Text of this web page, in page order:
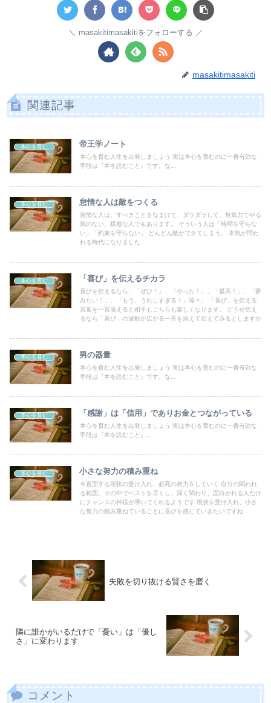
masakitimasakitiをフォローする
masakitimasakiti
関連記事
本心を育む 帝王学ノート
本心を育む人生を出発しましょう 実は本心を育むのに一番有効な
手段は『本を読むこと』です。な...
本心を育む 怠惰な人は敵をつくる
怠惰な人は、すべきことをなまけて、ダラダラして、無気力でやる
気のない、横着な人でもあります。 そういう人は「時間を守らな
い」「約束を守らない」 どんどん敵ができてしまう。 本気が問わ
れる時代になりました
本心を育む 「喜び」を伝えるチカラ
喜びを伝えるなら、「ぜひ！」、「やった！」、「最高！」、「夢
みたい！」、「もう、うれしすぎる！」等々。 「喜び」を伝える
言葉を一言添えると相手もこちらも楽しくなります。 どうせ伝え
るなら「喜び」の波動が広がる一言を添えて伝えてみるとしますか
本心を育む 男の器量
本心を育む人生を出発しましょう 実は本心を育むのに一番有効な
手段は『本を読むこと』です。な...
本心を育む 「感謝」は「信用」でありお金とつながっている
本心を育む人生を出発しましょう 実は本心を育むのに一番有効な
手段は『本を読むこと』...
本心を育む 小さな努力の積み重ね
今直面する現状の受け入れ、必死の努力をしていく 自分の関われ
る範囲、その中でベストを尽くし、深く関わり、面白がれる人だけ
にチャンスの神様が導いてくれるようです 現状を受け入れ、小さ
な努力の積み重ねていることに喜びを感じていきたいですね
失敗を切り抜ける賢さを磨く
隣に誰かがいるだけで「憂い」は「優し
さ」に変わります
コメント